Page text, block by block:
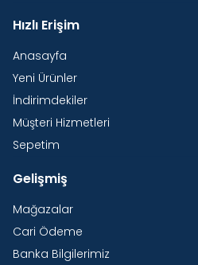
Hızlı Erişim
Anasayfa
Yeni Ürünler
İndirimdekiler
Müşteri Hizmetleri
Sepetim
Gelişmiş
Mağazalar
Cari Ödeme
Banka Bilgilerimiz